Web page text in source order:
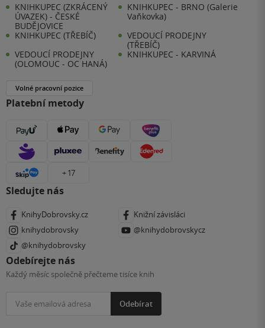
KNIHKUPEC (ZKRÁCENÝ
ÚVAZEK) - ČESKÉ
BUDĚJOVICE
KNIHKUPEC - BRNO (Galerie
Vaňkovka)
KNIHKUPEC (TŘEBÍČ)
VEDOUCÍ PRODEJNY
(TŘEBÍČ)
VEDOUCÍ PRODEJNY
(OLOMOUC - OC HANÁ)
KNIHKUPEC - KARVINÁ
Volné pracovní pozice
Platební metody
+ 17
Sledujte nás
KnihyDobrovsky.cz
Knižní závisláci
knihydobrovsky
@knihydobrovskycz
@knihydobrovsky
Odebírejte nás
Každý měsíc společně přečteme tisíce knih
Odebírat